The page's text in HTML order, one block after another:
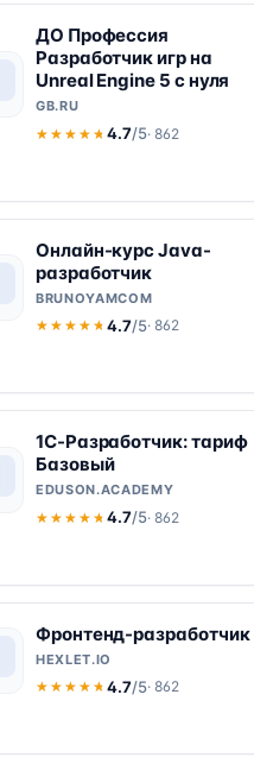
ДО Профессия
Разработчик игр на
Unreal Engine 5 с нуля
GB.RU
★★★★★
★★★★★ 4.7/5· 862
Онлайн-курс Java-
разработчик
BRUNOYAMCOM
★★★★★
★★★★★ 4.7/5· 862
1С-Разработчик: тариф
Базовый
EDUSON.ACADEMY
★★★★★
★★★★★ 4.7/5· 862
Фронтенд-разработчик
HEXLET.IO
★★★★★
★★★★★ 4.7/5· 862